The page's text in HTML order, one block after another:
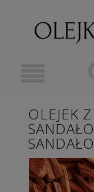
OLEJEK